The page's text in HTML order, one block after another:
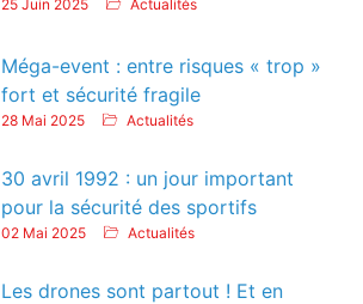
25 Juin 2025 Actualités
Méga-event : entre risques « trop »
fort et sécurité fragile
28 Mai 2025 Actualités
30 avril 1992 : un jour important
pour la sécurité des sportifs
02 Mai 2025 Actualités
Les drones sont partout ! Et en